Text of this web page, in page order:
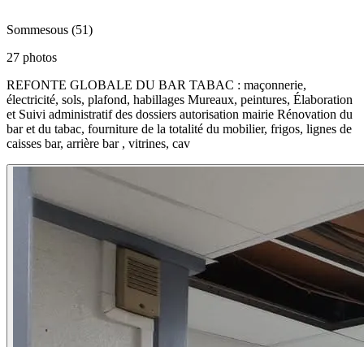
Sommesous (51)
27 photos
REFONTE GLOBALE DU BAR TABAC : maçonnerie,
électricité, sols, plafond, habillages Mureaux, peintures, Élaboration
et Suivi administratif des dossiers autorisation mairie Rénovation du
bar et du tabac, fourniture de la totalité du mobilier, frigos, lignes de
caisses bar, arrière bar , vitrines, cav